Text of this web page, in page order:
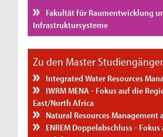
Fakultät für Raumentwicklung
Infrastruktursysteme
Zu den Master
Integrated Water Resources
IWRM MENA - Fokus auf die
East/North Africa
Natural Resources Management
ENREM Doppelabschluss -